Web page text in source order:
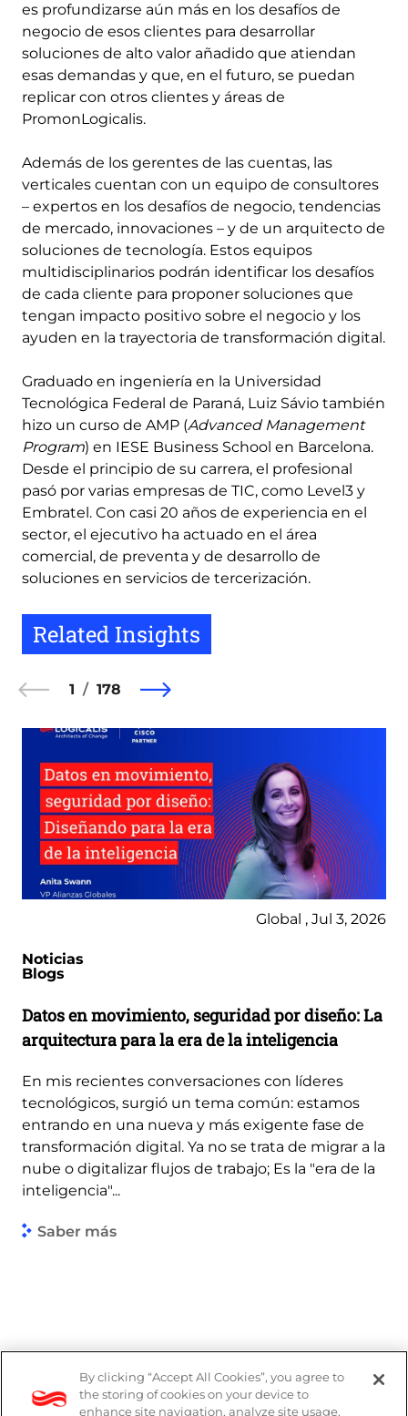
es profundizarse aún más en los desafíos de
negocio de esos clientes para desarrollar
soluciones de alto valor añadido que atiendan
esas demandas y que, en el futuro, se puedan
replicar con otros clientes y áreas de
PromonLogicalis.
Además de los gerentes de las cuentas, las
verticales cuentan con un equipo de consultores
– expertos en los desafíos de negocio, tendencias
de mercado, innovaciones – y de un arquitecto de
soluciones de tecnología. Estos equipos
multidisciplinarios podrán identificar los desafíos
de cada cliente para proponer soluciones que
tengan impacto positivo sobre el negocio y los
ayuden en la trayectoria de transformación digital.
Graduado en ingeniería en la Universidad
Tecnológica Federal de Paraná, Luiz Sávio también
hizo un curso de AMP (Advanced Management
Program) en IESE Business School en Barcelona.
Desde el principio de su carrera, el profesional
pasó por varias empresas de TIC, como Level3 y
Embratel. Con casi 20 años de experiencia en el
sector, el ejecutivo ha actuado en el área
comercial, de preventa y de desarrollo de
soluciones en servicios de tercerización.
Related Insights
1 178
Global , Jul 3, 2026
Noticias
Blogs
Datos en movimiento, seguridad por diseño: La
arquitectura para la era de la inteligencia
En mis recientes conversaciones con líderes
tecnológicos, surgió un tema común: estamos
entrando en una nueva y más exigente fase de
transformación digital. Ya no se trata de migrar a la
nube o digitalizar flujos de trabajo; Es la "era de la
inteligencia"...
Saber más
By clicking “Accept All Cookies”, you agree to
the storing of cookies on your device to
enhance site navigation, analyze site usage,